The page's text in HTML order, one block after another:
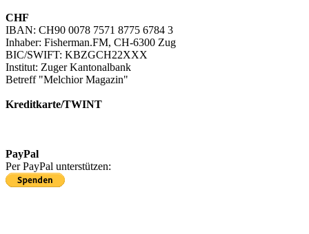
CHF
IBAN: CH90 0078 7571 8775 6784 3
Inhaber: Fisherman.FM, CH-6300 Zug
BIC/SWIFT: KBZGCH22XXX
Institut: Zuger Kantonalbank
Betreff "Melchior Magazin"
Kreditkarte/TWINT
PayPal
Per PayPal unterstützen: